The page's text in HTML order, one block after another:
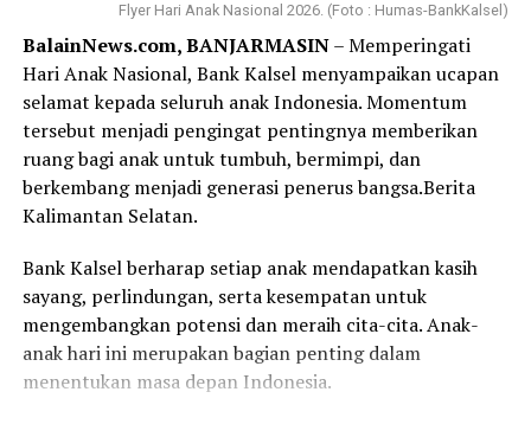
nomor antrean. Yang membuat saya terkesan, bahkan
sebelum formulir selesai saya isi, nomor antrean saya
sudah dipanggil. Proses pembukaan rekening
berlangsung cepat, tertib, dan pelayanan yang diberikan
terasa ramah serta membantu.
Bagi sebagian orang, membuka rekening mungkin
merupakan hal biasa. Namun bagi saya, hari ini menjadi
sekadar buku tabungan, melainkan ikhtiar kecil untuk
mendekatkan diri pada impian besar, yaitu memenuhi
panggilan Allah SWT ke Tanah Suci.
Terima kasih kepada Bank Kalsel Syariah atas pelayanan
Flyer Hari Anak Nasional 2026. (Foto : Humas-BankKalsel)
BalainNews.com, BANJARMASIN– Memperingati
Hari Anak Nasional, Bank Kalsel menyampaikan ucapan
selamat kepada seluruh anak Indonesia. Momentum
tersebut menjadi pengingat pentingnya memberikan
ruang bagi anak untuk tumbuh, bermimpi, dan
berkembang menjadi generasi penerus bangsa.Berita
Kalimantan Selatan.
Bank Kalsel berharap setiap anak mendapatkan kasih
sayang, perlindungan, serta kesempatan untuk
mengembangkan potensi dan meraih cita-cita. Anak-
anak hari ini merupakan bagian penting dalam
menentukan masa depan Indonesia.